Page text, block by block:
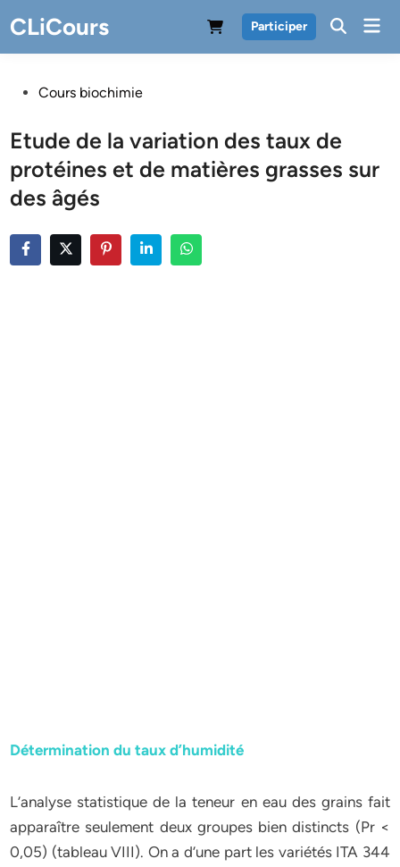
to
content
CLiCours Participer
PostedCours biochimie
Etude de la variation des taux de
protéines et de matières grasses sur
des âgés
Détermination du taux d’humidité
L’analyse statistique de la teneur en eau des grains fait
apparaître seulement deux groupes bien distincts (Pr <
0,05) (tableau VIII). On a d’une part les variétés ITA 344